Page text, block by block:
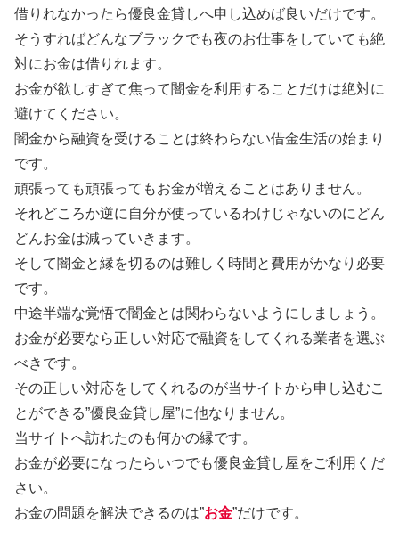
借りれなかったら優良金貸しへ申し込めば良いだけです。
そうすればどんなブラックでも夜のお仕事をしていても絶
対にお金は借りれます。
お金が欲しすぎて焦って闇金を利用することだけは絶対に
避けてください。
闇金から融資を受けることは終わらない借金生活の始まり
です。
頑張っても頑張ってもお金が増えることはありません。
それどころか逆に自分が使っているわけじゃないのにどん
どんお金は減っていきます。
そして闇金と縁を切るのは難しく時間と費用がかなり必要
です。
中途半端な覚悟で闇金とは関わらないようにしましょう。
お金が必要なら正しい対応で融資をしてくれる業者を選ぶ
べきです。
その正しい対応をしてくれるのが当サイトから申し込むこ
とができる”優良金貸し屋”に他なりません。
当サイトへ訪れたのも何かの縁です。
お金が必要になったらいつでも優良金貸し屋をご利用くだ
さい。
お金の問題を解決できるのは”お金”だけです。